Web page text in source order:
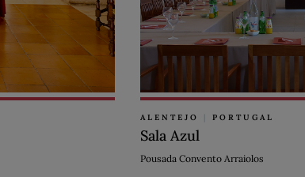
ALENTEJO | PORTUGAL
Sala Azul
Pousada Convento Arraiolos